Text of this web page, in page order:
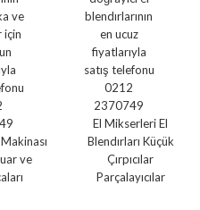
ve
El Mikserleri El
Blendırları Küçük
Çırpıcılar
Parçalayıcılar